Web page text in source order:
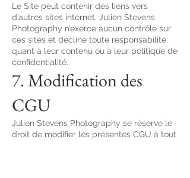
Le Site peut contenir des liens vers
d’autres sites internet. Julien Stevens
Photography n’exerce aucun contrôle sur
ces sites et décline toute responsabilité
quant à leur contenu ou à leur politique de
confidentialité.
7. Modification des
CGU
Julien Stevens Photography se réserve le
droit de modifier les présentes CGU à tout